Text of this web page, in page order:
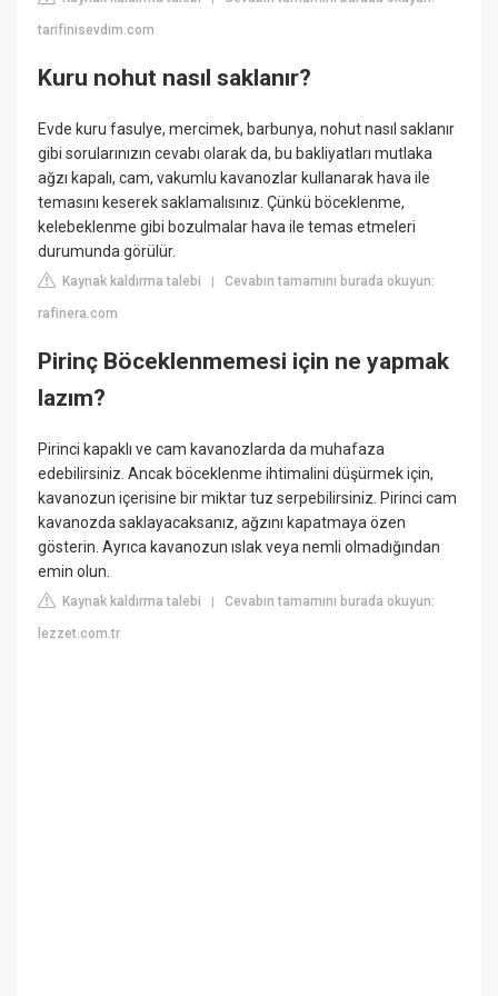
tarifinisevdim.com
Kuru nohut nasıl saklanır?
Evde kuru fasulye, mercimek, barbunya, nohut nasıl saklanır
gibi sorularınızın cevabı olarak da, bu bakliyatları mutlaka
ağzı kapalı, cam, vakumlu kavanozlar kullanarak hava ile
temasını keserek saklamalısınız. Çünkü böceklenme,
kelebeklenme gibi bozulmalar hava ile temas etmeleri
durumunda görülür.
Kaynak kaldırma talebi |Cevabın tamamını burada okuyun:
rafinera.com
Pirinç Böceklenmemesi için ne yapmak
lazım?
Pirinci kapaklı ve cam kavanozlarda da muhafaza
edebilirsiniz. Ancak böceklenme ihtimalini düşürmek için,
kavanozun içerisine bir miktar tuz serpebilirsiniz. Pirinci cam
kavanozda saklayacaksanız, ağzını kapatmaya özen
gösterin. Ayrıca kavanozun ıslak veya nemli olmadığından
emin olun.
Kaynak kaldırma talebi |Cevabın tamamını burada okuyun:
lezzet.com.tr